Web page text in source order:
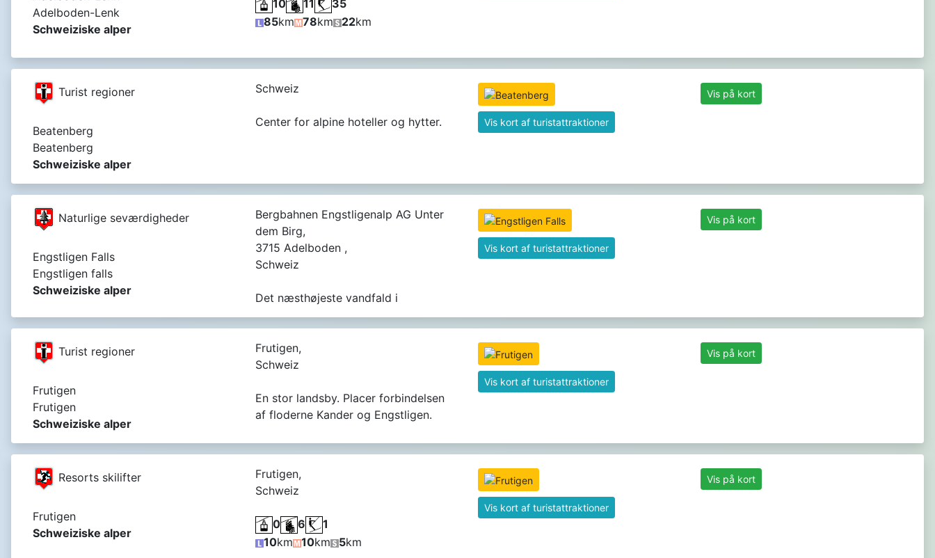
Adelboden-Lenk
Schweiziske alper
10 11
35
85km 78km 22km
Turist regioner
Beatenberg
Beatenberg
Schweiziske alper
Schweiz
Center for alpine hoteller og hytter. Vis kort af turistattraktioner
Vis på kort
Naturlige seværdigheder
Engstligen Falls
Engstligen falls
Schweiziske alper
Bergbahnen Engstligenalp AG Unter
dem Birg,
3715 Adelboden ,
Schweiz
Det næsthøjeste vandfald i
Vis kort af turistattraktioner
Vis på kort
Turist regioner
Frutigen
Frutigen
Schweiziske alper
Frutigen,
Schweiz
En stor landsby. Placer forbindelsen
af ​​floderne Kander og Engstligen.
Vis kort af turistattraktioner
Vis på kort
Resorts skilifter
Frutigen
Schweiziske alper
Frutigen,
Schweiz
0 6
1
10km 10km 5km
Vis kort af turistattraktioner
Vis på kort